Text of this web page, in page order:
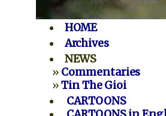
HOME
Archives
NEWS
» Commentaries
»Tin The Gioi
CARTOONS